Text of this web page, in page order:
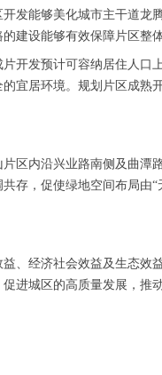
发能够美化城市主干道
建设能够有效保障片区
开发预计可容纳居住人
宜居环境。规划片区成
区内沿兴业路南侧及曲
存，促使绿地空间布局由
、经济社会效益及生态
进城区的高质量发展，推